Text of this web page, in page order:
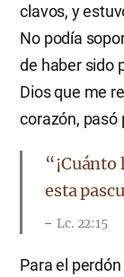
clavos, y
No podía
de haber sido
Dios que me
corazón, pasó
esta
Lc. 22:15
Para el